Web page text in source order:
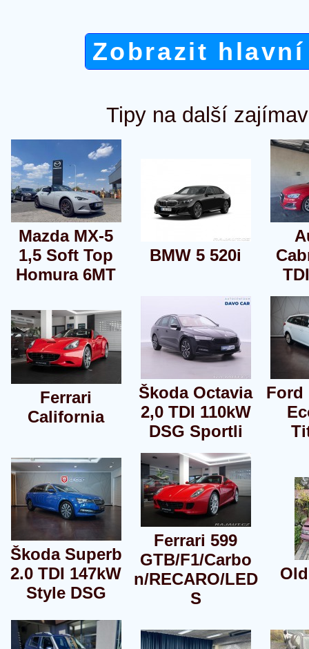
Zobrazit
Tipy na další
Mazda MX-5
1,5 Soft Top
Homura 6MT
BMW 5 520i
Ferrari
California
Škoda Octavia
2,0 TDI 110kW
DSG Sportli
Ford
Škoda Superb
2.0 TDI 147kW
Style DSG
Ferrari 599
GTB/F1/Carbo
n/RECARO/LED
S